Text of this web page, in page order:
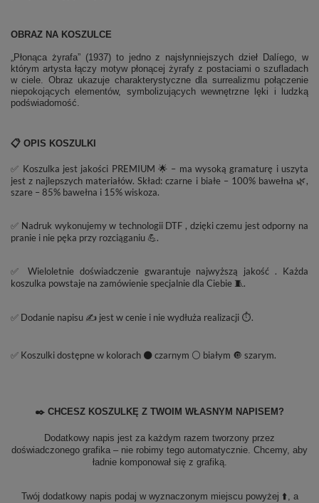
OBRAZ NA KOSZULCE
„Płonąca żyrafa” (1937) to jedno z najsłynniejszych dzieł Dalíego, w
którym artysta łączy motyw płonącej żyrafy z postaciami o szufladach
w ciele. Obraz ukazuje charakterystyczne dla surrealizmu połączenie
niepokojących elementów, symbolizujących wewnętrzne lęki i ludzką
podświadomość.
📋 OPIS KOSZULKI
✅ Koszulka jest jakości PREMIUM 🌟 – ma wysoką gramaturę i uszyta
jest z najlepszych materiałów. Skład: czarne i białe – 100% bawełna 🌿,
szare – 85% bawełna i 15% wiskoza.
✅ Nadruk wykonujemy w technologii DTF , dzięki czemu jest odporny na
pranie i nie pęka przy rozciąganiu 💪.
✅ Wieloletnie doświadczenie gwarantuje najwyższą jakość . Każda
koszulka powstaje na zamówienie specjalnie dla Ciebie 🧵.
✅ Dodanie napisu ✍️ jest w cenie i nie wydłuża realizacji ⏱️.
✅ Koszulki dostępne w kolorach ⚫ czarnym ⚪ białym 🔘 szarym.
✒️ CHCESZ KOSZULKĘ Z TWOIM WŁASNYM NAPISEM?
Dodatkowy napis jest za każdym razem tworzony przez
doświadczonego grafika – nie robimy tego automatycznie. Chcemy, aby
ładnie komponował się z grafiką.
Twój dodatkowy napis podaj w wyznaczonym miejscu powyżej ⬆️, a